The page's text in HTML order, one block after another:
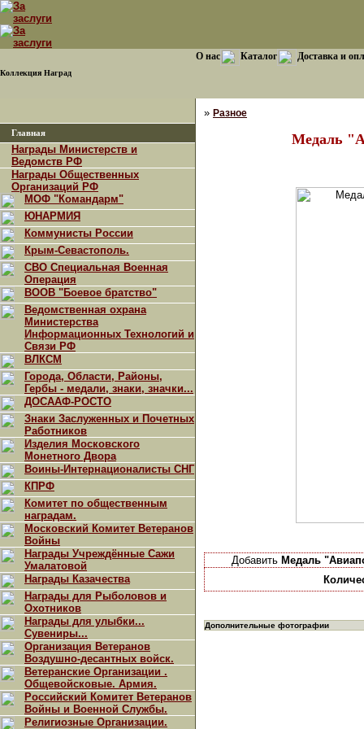
Коллекция Наград
О нас Каталог Доставка и
Главная
Награды Министерств и
Ведомств РФ
Награды Общественных
Организаций РФ
МОФ "Командарм"
ЮНАРМИЯ
Коммунисты России
Крым-Севастополь.
СВО Специальная Военная
Операция
ВООВ "Боевое братство"
Ведомственная охрана
Министерства
Информационных Технологий и
Связи РФ
ВЛКСМ
Города, Области, Районы,
Гербы - медали, знаки, значки...
ДОСААФ-РОСТО
Знаки Заслуженных и Почетных
Работников
Изделия Московского
Монетного Двора
Воины-Интернационалисты СНГ
КПРФ
Комитет по общественным
наградам.
Московский Комитет Ветеранов
Войны
Награды Учреждённые Сажи
Умалатовой
Награды Казачества
Награды для Рыболовов и
Охотников
Награды для улыбки...
Сувениры...
Организация Ветеранов
Воздушно-десантных войск.
Ветеранские Организации .
Общевойсковые. Армия.
Российский Комитет Ветеранов
Войны и Военной Службы.
Религиозные Организации.
» Разное
Медаль
Добавить Медаль
Дополнительные фотографии